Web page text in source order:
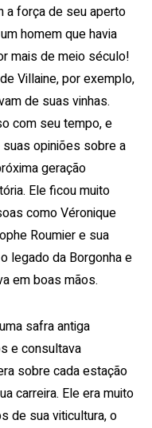
a força de seu aperto
homem que havia
mais de meio século!
Villaine, por exemplo,
de suas vinhas.
com seu tempo, e
opiniões sobre a
geração
Ele ficou muito
como Véronique
Roumier e sua
legado da Borgonha e
em boas mãos.
safra antiga
e consultava
sobre cada estação
carreira. Ele era muito
de sua viticultura, o